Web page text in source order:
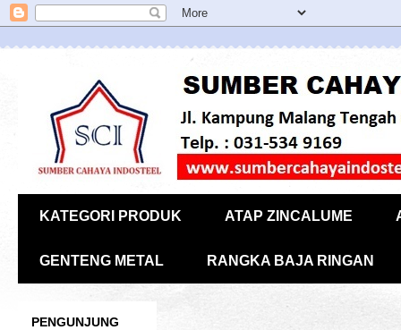
KATEGORI PRODUK ATAP ZINCALUME
GENTENG METAL RANGKA BAJA RINGAN
PENGUNJUNG